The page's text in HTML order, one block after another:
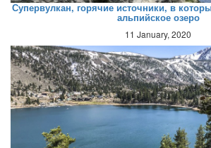
Супервулкан, горячие источники, в
альпийское озеро
11 January, 2020